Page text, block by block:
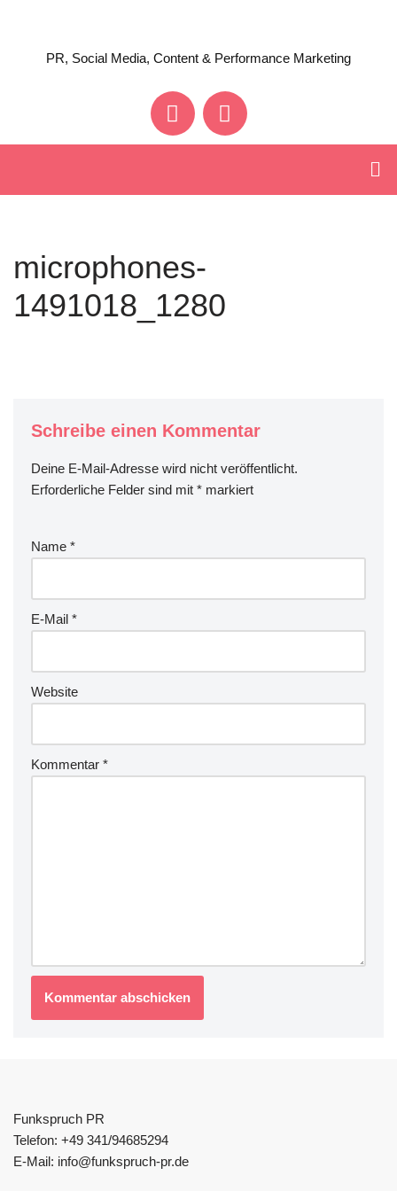
PR, Social Media, Content & Performance Marketing
microphones-
1491018_1280
Schreibe einen Kommentar
Deine E-Mail-Adresse wird nicht veröffentlicht.
Erforderliche Felder sind mit * markiert
Name *
E-Mail *
Website
Kommentar *
Funkspruch PR
Telefon: +49 341/94685294
E-Mail: info@funkspruch-pr.de